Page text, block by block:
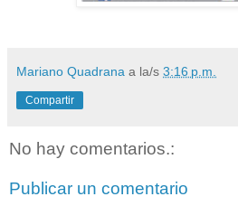
Mariano Quadrana a la/s 3:16 p.m.
Compartir
No hay comentarios.:
Publicar un comentario